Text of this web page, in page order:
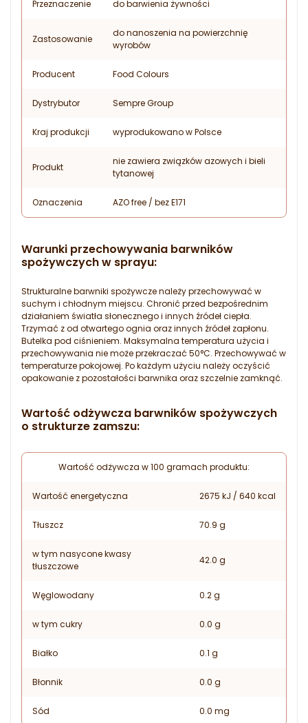
Przeznaczenie do barwienia żywności
Zastosowanie
do nanoszenia na powierzchnię
wyrobów
Producent Food Colours
Dystrybutor Sempre Group
Kraj produkcji wyprodukowano w Polsce
Produkt
nie zawiera związków azowych i bieli
tytanowej
Oznaczenia AZO free / bez E171
Warunki przechowywania barwników
spożywczych w sprayu:
Strukturalne barwniki spożywcze należy przechowywać w
suchym i chłodnym miejscu. Chronić przed bezpośrednim
działaniem światła słonecznego i innych źródeł ciepła.
Trzymać z od otwartego ognia oraz innych źródeł zapłonu.
Butelka pod ciśnieniem. Maksymalna temperatura użycia i
przechowywania nie może przekraczać 50°C. Przechowywać w
temperaturze pokojowej. Po każdym użyciu należy oczyścić
opakowanie z pozostałości barwnika oraz szczelnie zamknąć.
Wartość odżywcza barwników spożywczych
o strukturze zamszu:
Wartość odżywcza w 100 gramach produktu:
Wartość energetyczna 2675 kJ / 640 kcal
Tłuszcz 70.9 g
w tym nasycone kwasy
tłuszczowe
42.0 g
Węglowodany 0.2 g
w tym cukry 0.0 g
Białko 0.1 g
Błonnik 0.0 g
Sód 0.0 mg